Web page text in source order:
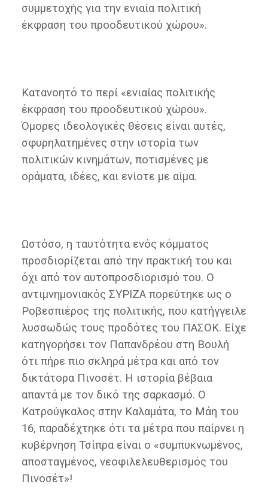
συμμετοχής για την ενιαία πολιτική
έκφραση του προοδευτικού χώρου».
Κατανοητό το περί «ενιαίας πολιτικής
έκφραση του προοδευτικού χώρου».
Όμορες ιδεολογικές θέσεις είναι αυτές,
σφυρηλατημένες στην ιστορία των
πολιτικών κινημάτων, ποτισμένες με
οράματα, ιδέες, και ενίοτε με αίμα.
Ωστόσο, η ταυτότητα ενός κόμματος
προσδιορίζεται από την πρακτική του και
όχι από τον αυτοπροσδιορισμό του. Ο
αντιμνημονιακός ΣΥΡΙΖΑ πορεύτηκε ως ο
Ροβεσπιέρος της πολιτικής, που κατήγγειλε
λυσσωδώς τους προδότες του ΠΑΣΟΚ. Είχε
κατηγορήσει τον Παπανδρέου στη Βουλή
ότι πήρε πιο σκληρά μέτρα και από τον
δικτάτορα Πινοσέτ. Η ιστορία βέβαια
απαντά με τον δικό της σαρκασμό. Ο
Κατρούγκαλος στην Καλαμάτα, το Μάη του
16, παραδέχτηκε ότι τα μέτρα που παίρνει η
κυβέρνηση Τσίπρα είναι ο «συμπυκνωμένος,
αποσταγμένος, νεοφιλελευθερισμός του
Πινοσέτ»!